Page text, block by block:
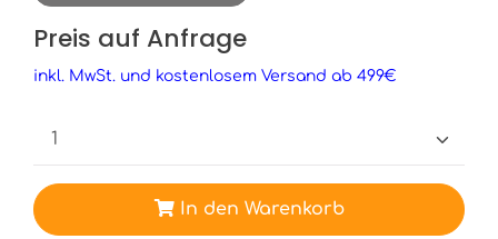
Preis auf Anfrage
inkl. MwSt. und kostenlosem Versand ab 499€
In den Warenkorb